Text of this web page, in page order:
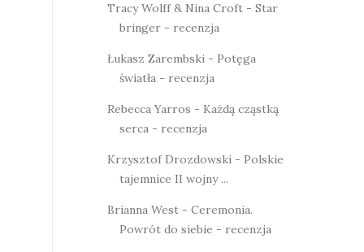
Tracy Wolff & Nina Croft - Star
bringer - recenzja
Łukasz Zarembski - Potęga
światła - recenzja
Rebecca Yarros - Każdą cząstką
serca - recenzja
Krzysztof Drozdowski - Polskie
tajemnice II wojny ...
Brianna West - Ceremonia.
Powrót do siebie - recenzja